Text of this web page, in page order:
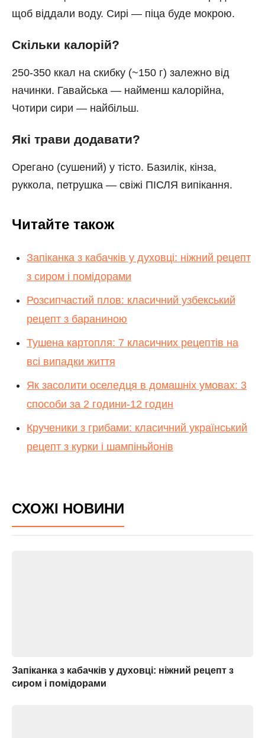
щоб віддали воду. Сирі — піца буде мокрою.
Скільки калорій?
250-350 ккал на скибку (~150 г) залежно від
начинки. Гавайська — найменш калорійна,
Чотири сири — найбільш.
Які трави додавати?
Орегано (сушений) у тісто. Базилік, кінза,
руккола, петрушка — свіжі ПІСЛЯ випікання.
Читайте також
Запіканка з кабачків у духовці: ніжний рецепт
з сиром і помідорами
Розсипчастий плов: класичний узбекський
рецепт з бараниною
Тушена картопля: 7 класичних рецептів на
всі випадки життя
Як засолити оселедця в домашніх умовах: 3
способи за 2 години-12 годин
Крученики з грибами: класичний український
рецепт з курки і шампіньйонів
СХОЖІ НОВИНИ
Запіканка з кабачків у духовці: ніжний рецепт з
сиром і помідорами